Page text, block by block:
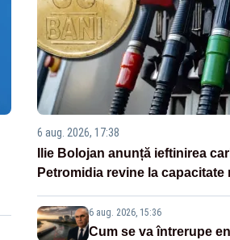
6 aug. 2026, 17:38
Ilie Bolojan anunță ieftinirea
Petromidia revine la capacitate
6 aug. 2026, 15:36
Cum se va întrerupe